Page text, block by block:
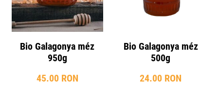
Bio Galagonya méz
950g
45.00 RON
Bio Galagonya méz
500g
24.00 RON